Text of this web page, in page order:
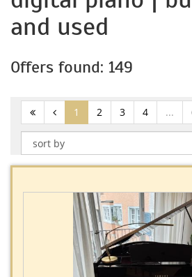
and used
Offers found: 149
1 (current)
2 3 4 ...